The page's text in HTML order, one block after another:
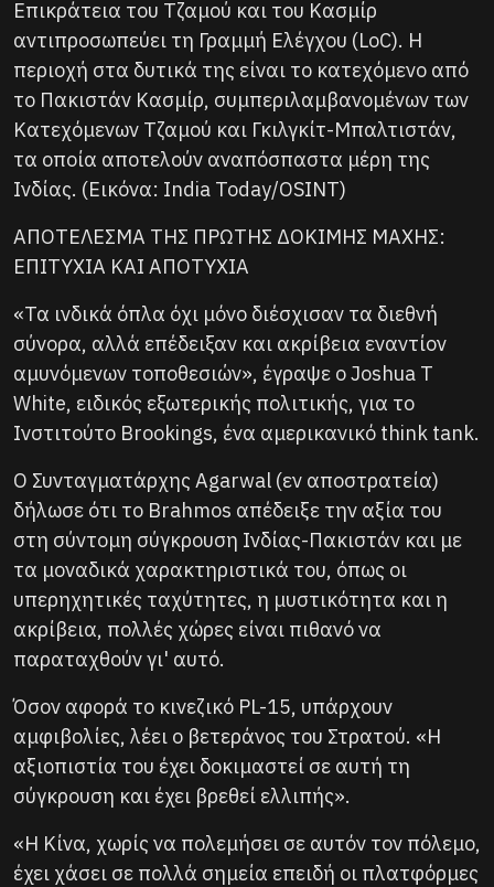
Επικράτεια του Τζαμού και του Κασμίρ
αντιπροσωπεύει τη Γραμμή Ελέγχου (LoC). Η
περιοχή στα δυτικά της είναι το κατεχόμενο από
το Πακιστάν Κασμίρ, συμπεριλαμβανομένων των
Κατεχόμενων Τζαμού και Γκιλγκίτ-Μπαλτιστάν,
τα οποία αποτελούν αναπόσπαστα μέρη της
Ινδίας. (Εικόνα: India Today/OSINT)
ΑΠΟΤΕΛΕΣΜΑ ΤΗΣ ΠΡΩΤΗΣ ΔΟΚΙΜΗΣ ΜΑΧΗΣ:
ΕΠΙΤΥΧΙΑ ΚΑΙ ΑΠΟΤΥΧΙΑ
«Τα ινδικά όπλα όχι μόνο διέσχισαν τα διεθνή
σύνορα, αλλά επέδειξαν και ακρίβεια εναντίον
αμυνόμενων τοποθεσιών», έγραψε ο Joshua T
White, ειδικός εξωτερικής πολιτικής, για το
Ινστιτούτο Brookings, ένα αμερικανικό think tank.
Ο Συνταγματάρχης Agarwal (εν αποστρατεία)
δήλωσε ότι το Brahmos απέδειξε την αξία του
στη σύντομη σύγκρουση Ινδίας-Πακιστάν και με
τα μοναδικά χαρακτηριστικά του, όπως οι
υπερηχητικές ταχύτητες, η μυστικότητα και η
ακρίβεια, πολλές χώρες είναι πιθανό να
παραταχθούν γι' αυτό.
Όσον αφορά το κινεζικό PL-15, υπάρχουν
αμφιβολίες, λέει ο βετεράνος του Στρατού. «Η
αξιοπιστία του έχει δοκιμαστεί σε αυτή τη
σύγκρουση και έχει βρεθεί ελλιπής».
«Η Κίνα, χωρίς να πολεμήσει σε αυτόν τον πόλεμο,
έχει χάσει σε πολλά σημεία επειδή οι πλατφόρμες